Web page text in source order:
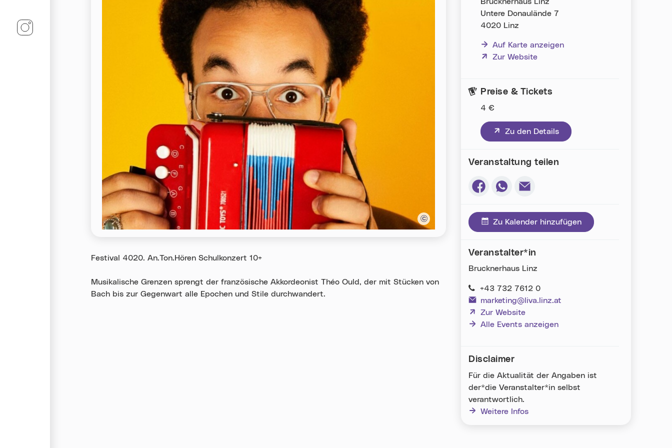
Festival 4020. An.Ton.Hören Schulkonzert 10+
Musikalische Grenzen sprengt der französische Akkordeonist Théo Ould, der mit Stücken von
Bach bis zur Gegenwart alle Epochen und Stile durchwandert.
Untere Donaulände 7
4020 Linz
Auf Karte anzeigen
Zur Website
(neues Fenster)
Preise & Tickets
4 €
Zu den Details
(neues Fenster)
Veranstaltung teilen
Zu Kalender hinzufügen
Veranstalter*in
Brucknerhaus Linz
+43 732 7612 0
marketing@liva.linz.at
Zur Website
(neues Fenster)
Alle Events anzeigen
Disclaimer
Für die Aktualität der Angaben ist
der*die Veranstalter*in selbst
verantwortlich.
Weitere Infos